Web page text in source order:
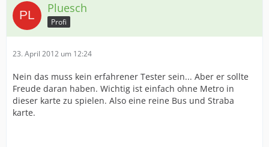
Pluesch
Profi
23. April 2012 um 12:24
Nein das muss kein erfahrener Tester sein... Aber er sollte
Freude daran haben. Wichtig ist einfach ohne Metro in
dieser karte zu spielen. Also eine reine Bus und Straba
karte.